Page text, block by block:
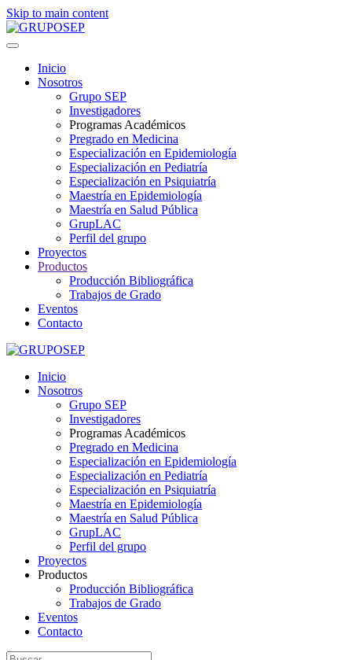
Skip to main content
Inicio
Nosotros
Grupo SEP
Investigadores
Programas Académicos
Pregrado en Medicina
Especialización en Epidemiología
Especialización en Pediatría
Especialización en Psiquiatría
Maestría en Epidemiología
Maestría en Salud Pública
GrupLAC
Perfil del grupo
Proyectos
Productos
Producción Bibliográfica
Trabajos de Grado
Eventos
Contacto
Inicio
Nosotros
Grupo SEP
Investigadores
Programas Académicos
Pregrado en Medicina
Especialización en Epidemiología
Especialización en Pediatría
Especialización en Psiquiatría
Maestría en Epidemiología
Maestría en Salud Pública
GrupLAC
Perfil del grupo
Proyectos
Productos
Producción Bibliográfica
Trabajos de Grado
Eventos
Contacto